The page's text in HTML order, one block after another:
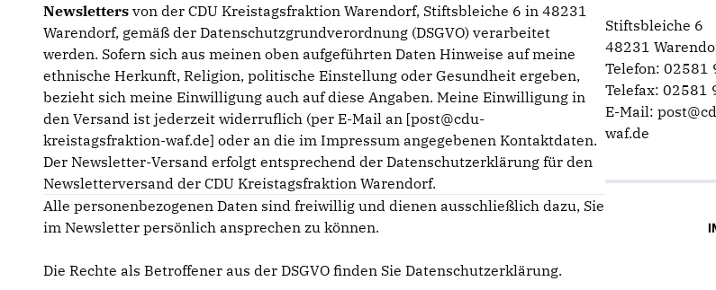
Newsletters von der CDU Kreistagsfraktion Warendorf, Stiftsbleiche 6 in 48231
Warendorf, gemäß der Datenschutzgrundverordnung (DSGVO) verarbeitet
werden. Sofern sich aus meinen oben aufgeführten Daten Hinweise auf meine
ethnische Herkunft, Religion, politische Einstellung oder Gesundheit ergeben,
bezieht sich meine Einwilligung auch auf diese Angaben. Meine Einwilligung in
den Versand ist jederzeit widerruflich (per E-Mail an [post@cdu-
kreistagsfraktion-waf.de] oder an die im Impressum angegebenen Kontaktdaten.
Der Newsletter-Versand erfolgt entsprechend der Datenschutzerklärung für den
Newsletterversand der CDU Kreistagsfraktion Warendorf.
Alle personenbezogenen Daten sind freiwillig und dienen ausschließlich dazu, Sie
im Newsletter persönlich ansprechen zu können.
Die Rechte als Betroffener aus der DSGVO finden Sie Datenschutzerklärung.
Stiftsbleiche 6
48231
Telefon: 02581
Telefax: 02581
E-Mail:
waf.de